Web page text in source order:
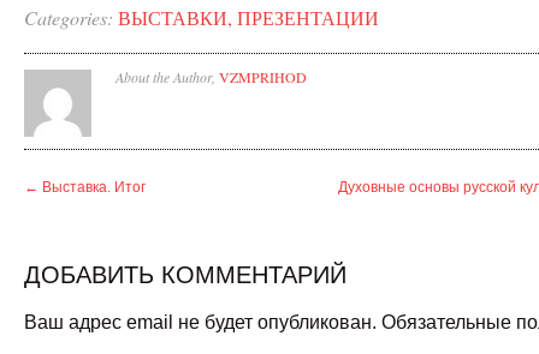
Categories: ВЫСТАВКИ, ПРЕЗЕНТАЦИИ
About the Author, VZMPRIHOD
← Выставка. Итог Духовные основы русской
ДОБАВИТЬ КОММЕНТАРИЙ
Ваш адрес email не будет опубликован. Обязательные